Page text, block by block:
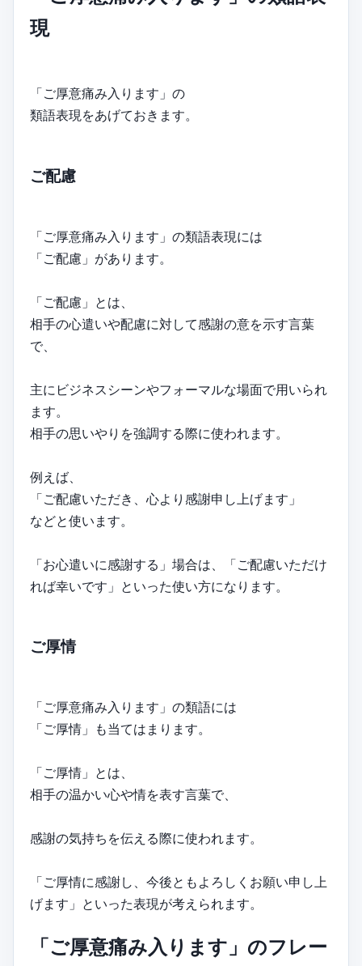
現
「ご厚意痛み入ります」の
類語表現をあげておきます。
ご配慮
「ご厚意痛み入ります」の類語表現には
「ご配慮」があります。
「ご配慮」とは、
相手の心遣いや配慮に対して感謝の意を示す言葉
で、
主にビジネスシーンやフォーマルな場面で用いられ
ます。
相手の思いやりを強調する際に使われます。
例えば、
「ご配慮いただき、心より感謝申し上げます」
などと使います。
「お心遣いに感謝する」場合は、「ご配慮いただけ
れば幸いです」といった使い方になります。
ご厚情
「ご厚意痛み入ります」の類語には
「ご厚情」も当てはまります。
「ご厚情」とは、
相手の温かい心や情を表す言葉で、
感謝の気持ちを伝える際に使われます。
「ご厚情に感謝し、今後ともよろしくお願い申し上
げます」といった表現が考えられます。
「ご厚意痛み入ります」のフレー